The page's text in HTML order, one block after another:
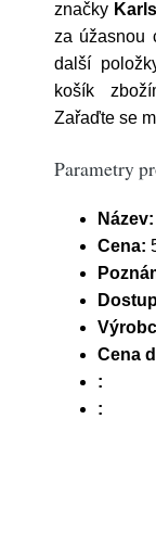
značky
za úžasnou
další
košík
Zařaďte se
Parametry
Název:
Cena:
Cena
:
: